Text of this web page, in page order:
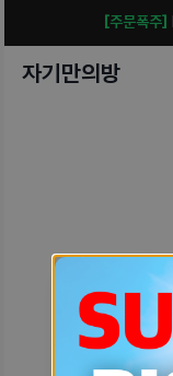
[주문폭주]
자기만의방